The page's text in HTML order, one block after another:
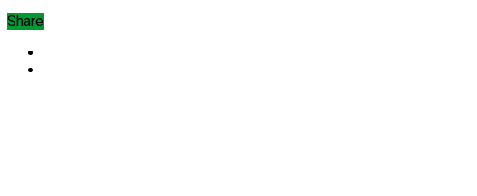
Share